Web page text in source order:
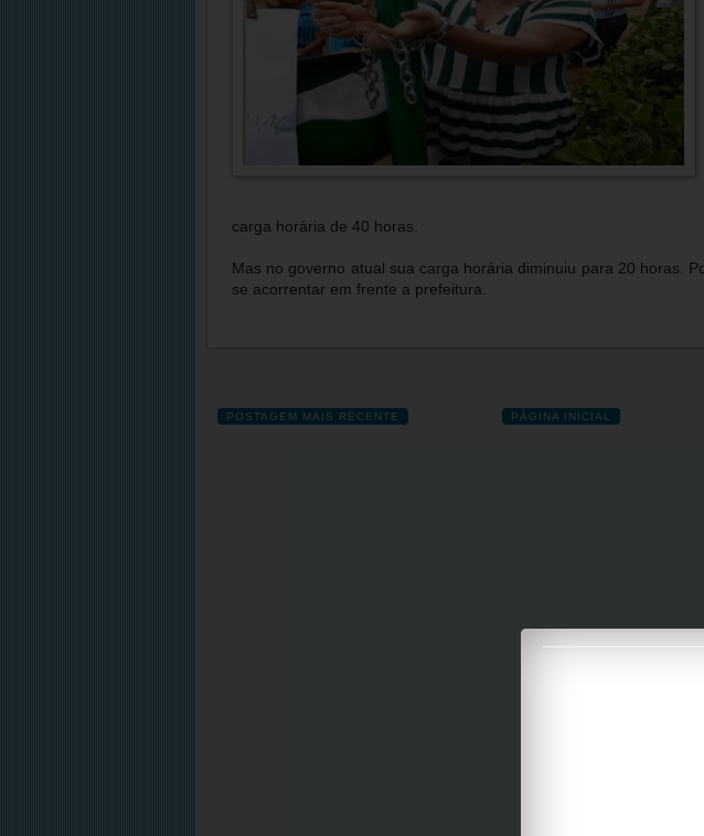
carga horária de 40 horas.
Mas no governo atual sua carga horária diminuiu para 20 horas.
se acorrentar em frente a prefeitura.
POSTAGEM MAIS RECENTE PÁGINA INICIAL